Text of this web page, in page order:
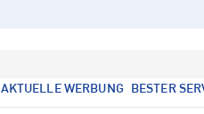
AKTUELLE WERBUNG BESTER